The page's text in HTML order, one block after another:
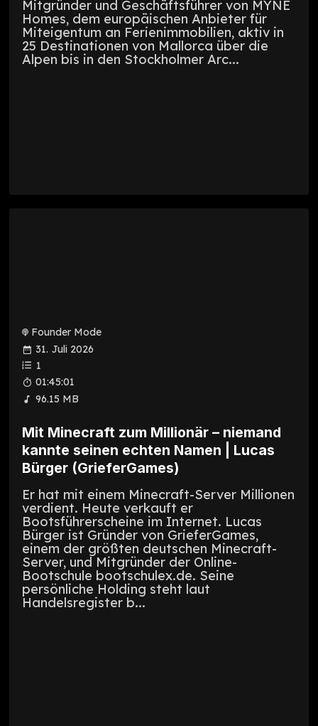
Mitgründer und Geschäftsführer von MYNE
Homes, dem europäischen Anbieter für
Miteigentum an Ferienimmobilien, aktiv in
25 Destinationen von Mallorca über die
Alpen bis in den Stockholmer Arc...
Founder Mode
31. Juli 2026
1
01:45:01
96.15 MB
Mit Minecraft zum Millionär – niemand
kannte seinen echten Namen | Lucas
Bürger (GrieferGames)
Er hat mit einem Minecraft-Server Millionen
verdient. Heute verkauft er
Bootsführerscheine im Internet. Lucas
Bürger ist Gründer von GrieferGames,
einem der größten deutschen Minecraft-
Server, und Mitgründer der Online-
Bootschule bootschulex.de. Seine
persönliche Holding steht laut
Handelsregister b...